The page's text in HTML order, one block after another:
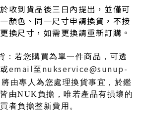
收到貨品後三日內提出，並僅可
顏色、 同一尺寸申請換貨，不接
換尺寸，如需更換請重新訂購。
：若您購買為單一件商品，可透
email至nukservice@sunup-
將由專人為您處理換貨事宜，於鑑
皆由NUK負擔，唯若產品有損壞的
者負擔整新費用。